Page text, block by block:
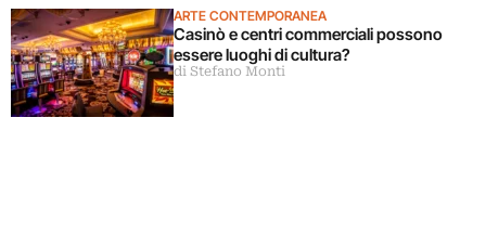
ARTE CONTEMPORANEA
Casinò e centri commerciali possono
essere luoghi di cultura?
di Stefano Monti